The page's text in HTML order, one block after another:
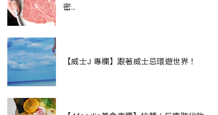
密…
【威士J 專欄】跟著威士忌環遊世界！